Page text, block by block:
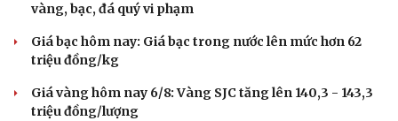
vàng, bạc, đá quý vi phạm
Giá bạc hôm nay: Giá bạc trong nước lên mức hơn 62
triệu đồng/kg
Giá vàng hôm nay 6/8: Vàng SJC tăng lên 140,3 - 143,3
triệu đồng/lượng